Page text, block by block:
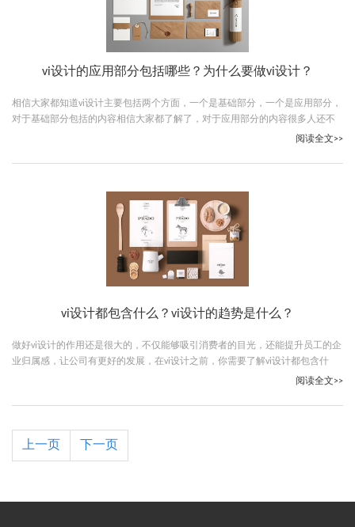
vi设计的应用部分包括哪些？为什么要做vi设计？
相信大家都知道vi设计主要包括两个方面，一个是基础部分，一个是应用部分，
对于基础部分包括的内容相信大家都了解了，对于应用部分的内容很多人还不
了解，下面古柏广告设计的小编就给大家说说vi设计的应用部分包括哪些。
阅读全文>>
vi设计都包含什么？vi设计的趋势是什么？
做好vi设计的作用还是很大的，不仅能够吸引消费者的目光，还能提升员工的企
业归属感，让公司有更好的发展，在vi设计之前，你需要了解vi设计都包含什
么，下面就让古柏广告设计的小编给大家介绍一下vi设计包含的内容。阅读全文>>
上一页 下一页